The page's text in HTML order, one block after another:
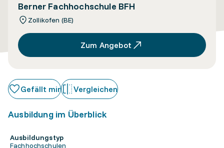
Berner Fachhochschule BFH
Zollikofen (BE)
Zum Angebot
Gefällt mir Vergleichen
Ausbildung im Überblick
Ausbildungstyp
Fachhochschulen